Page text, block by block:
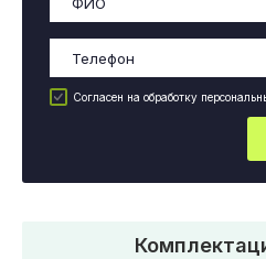
Согласен на обработку